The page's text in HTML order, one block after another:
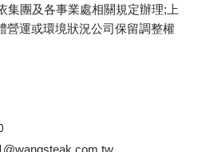
集團及各事業處相關規定辦理;上
營運或環境狀況公司保留調整權